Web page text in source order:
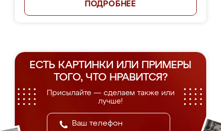
ПОДРОБНЕЕ
ЕСТЬ КАРТИНКИ ИЛИ ПРИМЕРЫ
ТОГО, ЧТО НРАВИТСЯ?
Присылайте — сделаем также или
лучше!